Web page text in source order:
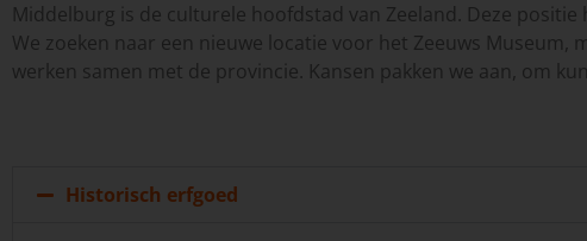
Middelburg is de culturele hoofdstad van Zeeland. Deze
We zoeken naar een nieuwe locatie voor het Zeeuws
werken samen met de provincie. Kansen pakken we aan, om
Historisch erfgoed